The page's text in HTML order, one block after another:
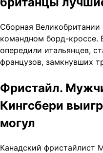
Сборная
командном борд-кроссе.
опередили итальянцев,
французов, замкнувших
Фристайл.
Кингсбери
могул
Канадский фристайлист